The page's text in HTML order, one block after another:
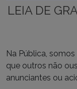
LEIA DE
Na Pública,
que outros não
anunciantes ou